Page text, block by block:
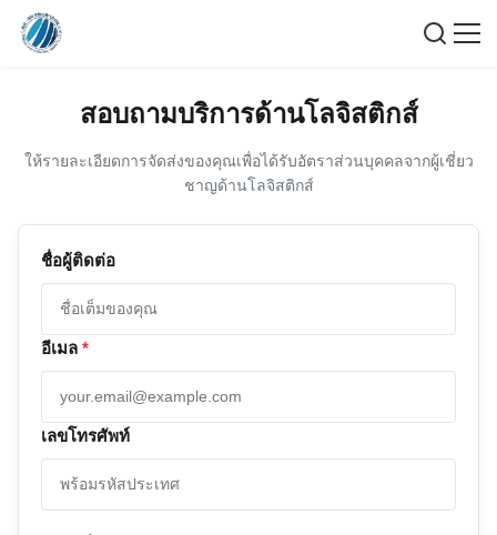
สอบถามบริการด้านโลจิสติกส์
ให้รายละเอียดการจัดส่งของคุณเพื่อได้รับอัตราส่วนบุคคลจากผู้เชี่ยว
ชาญด้านโลจิสติกส์
ชื่อผู้ติดต่อ
อีเมล *
เลขโทรศัพท์